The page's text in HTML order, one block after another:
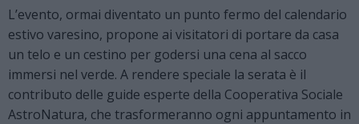
L’evento, ormai diventato un punto fermo del calendario
estivo varesino, propone ai visitatori di portare da casa
un telo e un cestino per godersi una cena al sacco
immersi nel verde. A rendere speciale la serata è il
contributo delle guide esperte della Cooperativa Sociale
AstroNatura, che trasformeranno ogni appuntamento in